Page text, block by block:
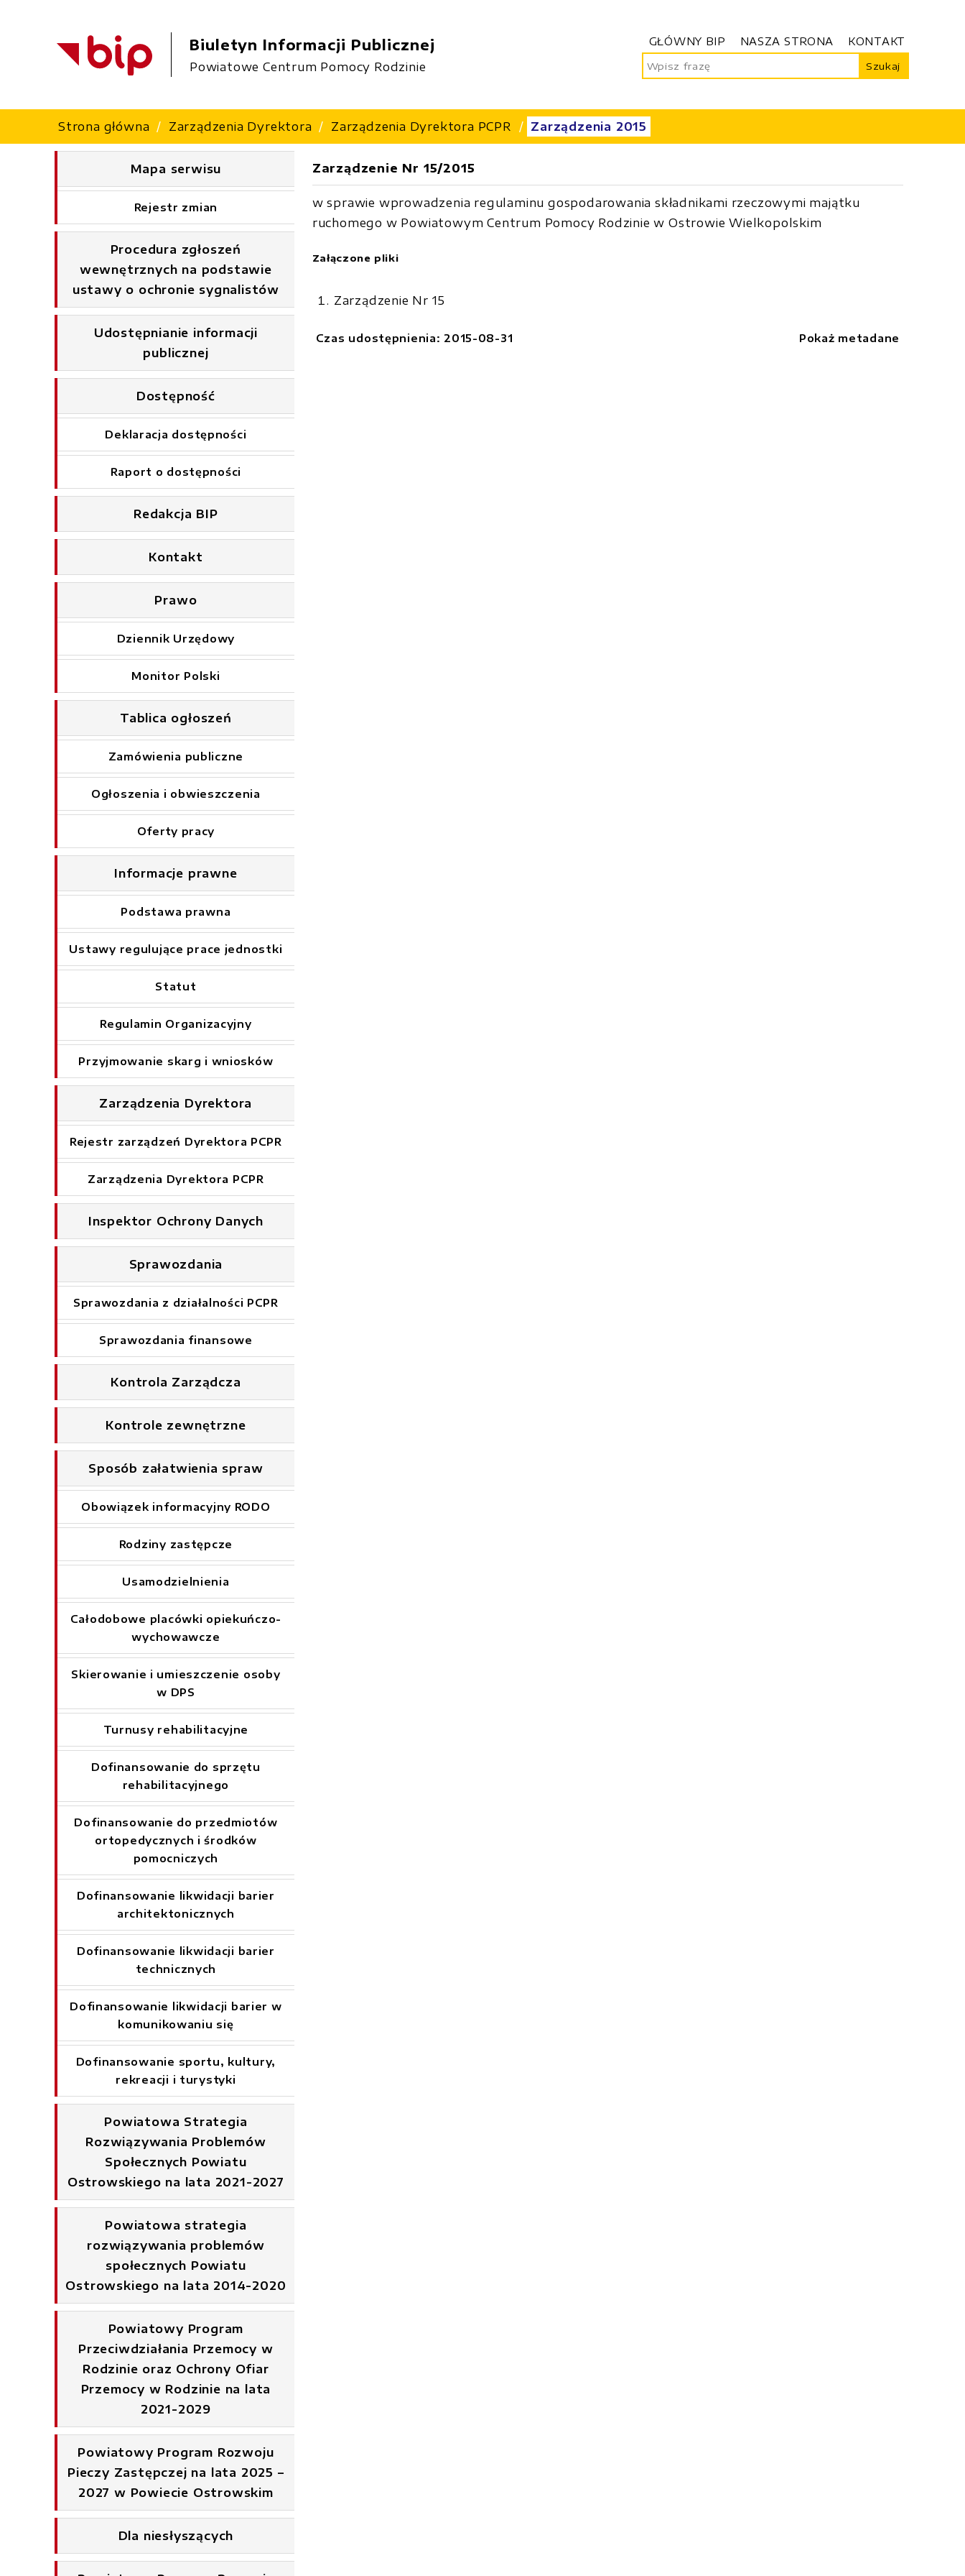
Biuletyn Informacji Publicznej
Powiatowe Centrum Pomocy Rodzinie
GŁÓWNY BIP NASZA STRONA KONTAKT
Szukaj
Strona główna Zarządzenia Dyrektora Zarządzenia Dyrektora PCPR Zarządzenia 2015
Mapa serwisu
Rejestr zmian
Procedura zgłoszeń
wewnętrznych na podstawie
ustawy o ochronie sygnalistów
Udostępnianie informacji
publicznej
Dostępność
Deklaracja dostępności
Raport o dostępności
Redakcja BIP
Kontakt
Prawo
Dziennik Urzędowy
Monitor Polski
Tablica ogłoszeń
Zamówienia publiczne
Ogłoszenia i obwieszczenia
Oferty pracy
Informacje prawne
Podstawa prawna
Ustawy regulujące prace jednostki
Statut
Regulamin Organizacyjny
Przyjmowanie skarg i wniosków
Zarządzenia Dyrektora
Rejestr zarządzeń Dyrektora PCPR
Zarządzenia Dyrektora PCPR
Inspektor Ochrony Danych
Sprawozdania
Sprawozdania z działalności PCPR
Sprawozdania finansowe
Kontrola Zarządcza
Kontrole zewnętrzne
Sposób załatwienia spraw
Obowiązek informacyjny RODO
Rodziny zastępcze
Usamodzielnienia
Całodobowe placówki opiekuńczo-
wychowawcze
Skierowanie i umieszczenie osoby
w DPS
Turnusy rehabilitacyjne
Dofinansowanie do sprzętu
rehabilitacyjnego
Dofinansowanie do przedmiotów
ortopedycznych i środków
pomocniczych
Dofinansowanie likwidacji barier
architektonicznych
Dofinansowanie likwidacji barier
technicznych
Dofinansowanie likwidacji barier w
komunikowaniu się
Dofinansowanie sportu, kultury,
rekreacji i turystyki
Powiatowa Strategia
Rozwiązywania Problemów
Społecznych Powiatu
Ostrowskiego na lata 2021-2027
Powiatowa strategia
rozwiązywania problemów
społecznych Powiatu
Ostrowskiego na lata 2014-2020
Powiatowy Program
Przeciwdziałania Przemocy w
Rodzinie oraz Ochrony Ofiar
Przemocy w Rodzinie na lata
2021-2029
Powiatowy Program Rozwoju
Pieczy Zastępczej na lata 2025 –
2027 w Powiecie Ostrowskim
Dla niesłyszących
Zarządzenie Nr 15/2015
w sprawie wprowadzenia regulaminu gospodarowania składnikami rzeczowymi majątku
ruchomego w Powiatowym Centrum Pomocy Rodzinie w Ostrowie Wielkopolskim
Załączone pliki
Zarządzenie Nr 15
Czas udostępnienia: 2015-08-31 Pokaż metadane